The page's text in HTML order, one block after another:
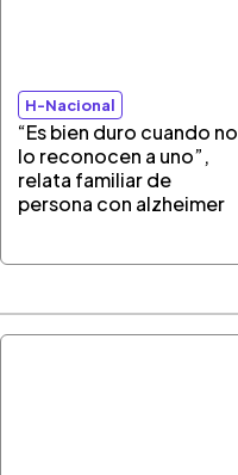
H-Nacional
“Es bien duro cuando no
lo reconocen a uno”,
relata familiar de
persona con alzheimer